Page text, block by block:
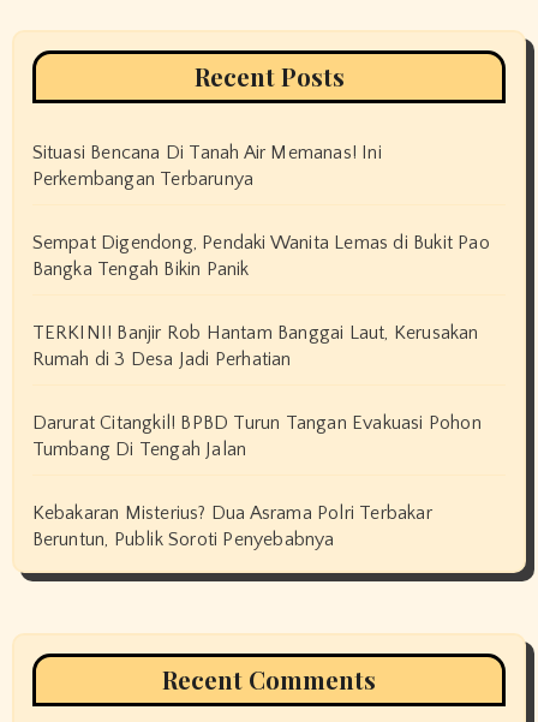
Recent Posts
Situasi Bencana Di Tanah Air Memanas! Ini
Perkembangan Terbarunya
Sempat Digendong, Pendaki Wanita Lemas di Bukit Pao
Bangka Tengah Bikin Panik
TERKINI! Banjir Rob Hantam Banggai Laut, Kerusakan
Rumah di 3 Desa Jadi Perhatian
Darurat Citangkil! BPBD Turun Tangan Evakuasi Pohon
Tumbang Di Tengah Jalan
Kebakaran Misterius? Dua Asrama Polri Terbakar
Beruntun, Publik Soroti Penyebabnya
Recent Comments